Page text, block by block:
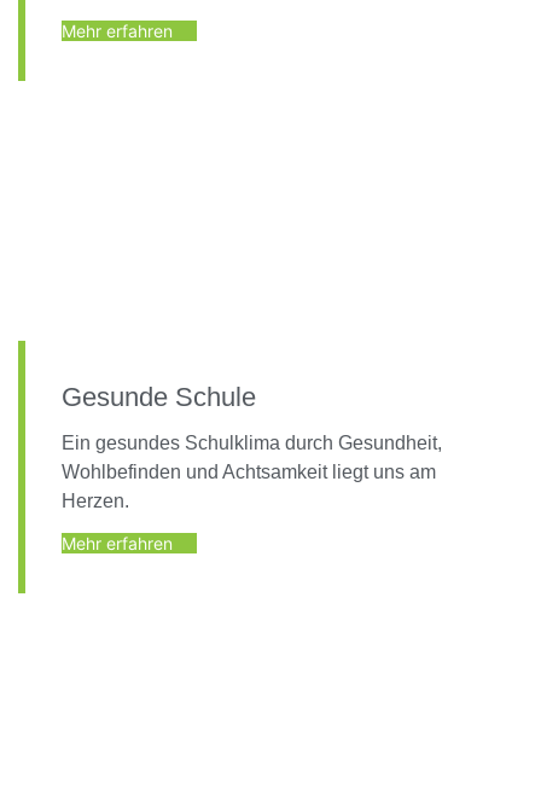
Mehr erfahren
Gesunde Schule
Ein gesundes Schulklima durch Gesundheit,
Wohlbefinden und Achtsamkeit liegt uns am
Herzen.
Mehr erfahren